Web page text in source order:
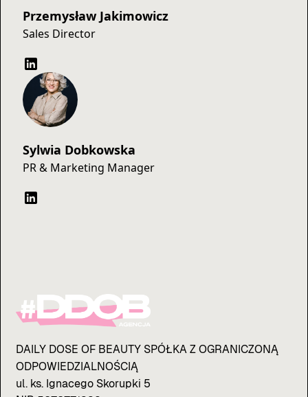
Przemysław Jakimowicz
Sales Director
Sylwia Dobkowska
PR & Marketing Manager
DAILY DOSE OF BEAUTY SPÓŁKA Z OGRANICZONĄ
ODPOWIEDZIALNOŚCIĄ
ul. ks. Ignacego Skorupki 5